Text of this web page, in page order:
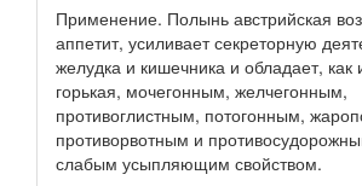
Применение. Полынь австрийская
аппетит, усиливает секреторную
желудка и кишечника и обладает, как
горькая, мочегонным, желчегонным,
противоглистным, потогонным,
противорвотным и
слабым усыпляющим свойством.